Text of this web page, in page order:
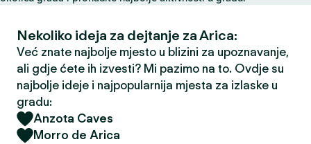
Nekoliko ideja za dejtanje za Arica:
Već znate najbolje mjesto u blizini za upoznavanje,
ali gdje ćete ih izvesti? Mi pazimo na to. Ovdje su
najbolje ideje i najpopularnija mjesta za izlaske u
gradu:
Anzota Caves
Morro de Arica